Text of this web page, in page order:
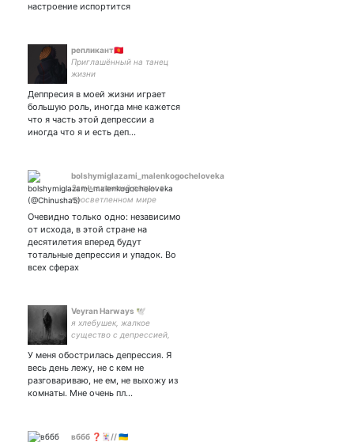
настроение испортится
репликант🇰🇬
Приглашённый на танец
жизни
Деппресия в моей жизни играет
большую роль, иногда мне кажется
что я часть этой депрессии а
иногда что я и есть деп…
bolshymiglazami_malenkogocheloveka
Затуманенный разум в
просветленном мире
Очевидно только одно: независимо
от исхода, в этой стране на
десятилетия вперед будут
тотальные депрессия и упадок. Во
всех сферах
Veyran Harways 🕊
я хлебушек, жалкое
существо с депрессией,
тревожностью. но добрая
#взаимно
У меня обострилась депрессия. Я
весь день лежу, не с кем не
разговариваю, не ем, не выхожу из
комнаты. Мне очень пл…
вббб ❓🃏// 🇺🇦